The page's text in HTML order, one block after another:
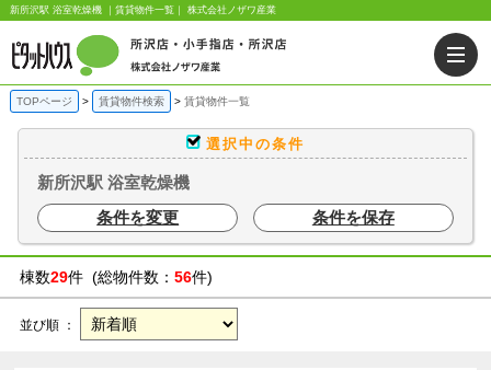
新所沢駅 浴室乾燥機 ｜賃貸物件一覧｜ 株式会社ノザワ産業
TOPページ 賃貸物件検索 賃貸物件一覧
選択中の条件
新所沢駅 浴室乾燥機
条件を変更
条件を保存
棟数29件 (総物件数： 56件)
並び順 ：